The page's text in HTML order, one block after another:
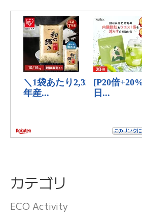
カテゴリ
ECO Activity